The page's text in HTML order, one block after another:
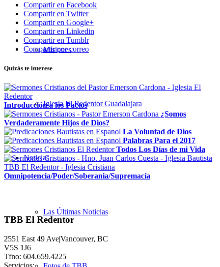
Misiones
Iglesia El Redentor Guadalajara
Noticias
Las Últimas Noticias
Compartir en Facebook
Compartir en Twitter
Compartir en Google+
Compartir en Linkedin
Compartir en Tumblr
Compartir por correo
Quizás te interese
Introducción a los Pactos
¿Somos
Verdaderamente Hijos de Dios?
La Voluntad de Dios
Palabras Para el 2017
Todos Los Días de mi Vida
Omnipotencia/Poder/Soberania/Supremacía
TBB El Redentor
2551 East 49 Ave|Vancouver, BC
V5S 1J6
Tfno: 604.659.4225
Servicios: